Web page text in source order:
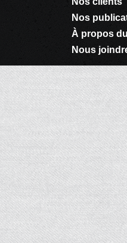
Nos
À propos
Nous